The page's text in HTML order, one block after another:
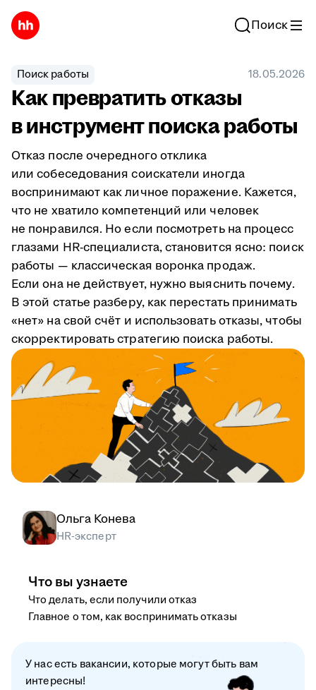
Поиск
Поиск работы 18.05.2026
Как превратить отказы
в инструмент поиска работы
Отказ после очередного отклика
или собеседования соискатели иногда
воспринимают как личное поражение. Кажется,
что не хватило компетенций или человек
не понравился. Но если посмотреть на процесс
глазами HR-специалиста, становится ясно: поиск
работы — классическая воронка продаж.
Если она не действует, нужно выяснить почему.
В этой статье разберу, как перестать принимать
«нет» на свой счёт и использовать отказы, чтобы
скорректировать стратегию поиска работы.
Ольга Конева
HR-эксперт
Что вы узнаете
Что делать, если получили отказ
Главное о том, как воспринимать отказы
У нас есть вакансии, которые могут быть вам
интересны!